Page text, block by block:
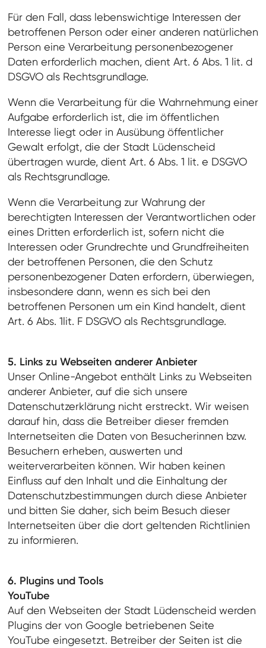
Für den Fall, dass lebenswichtige Interessen der
betroffenen Person oder einer anderen natürlichen
Person eine Verarbeitung personenbezogener
Daten erforderlich machen, dient Art. 6 Abs. 1 lit. d
DSGVO als Rechtsgrundlage.
Wenn die Verarbeitung für die Wahrnehmung einer
Aufgabe erforderlich ist, die im öffentlichen
Interesse liegt oder in Ausübung öffentlicher
Gewalt erfolgt, die der Stadt Lüdenscheid
übertragen wurde, dient Art. 6 Abs. 1 lit. e DSGVO
als Rechtsgrundlage.
Wenn die Verarbeitung zur Wahrung der
berechtigten Interessen der Verantwortlichen oder
eines Dritten erforderlich ist, sofern nicht die
Interessen oder Grundrechte und Grundfreiheiten
der betroffenen Personen, die den Schutz
personenbezogener Daten erfordern, überwiegen,
insbesondere dann, wenn es sich bei den
betroffenen Personen um ein Kind handelt, dient
Art. 6 Abs. 1lit. F DSGVO als Rechtsgrundlage.
5. Links zu Webseiten anderer Anbieter
Unser Online-Angebot enthält Links zu Webseiten
anderer Anbieter, auf die sich unsere
Datenschutzerklärung nicht erstreckt. Wir weisen
darauf hin, dass die Betreiber dieser fremden
Internetseiten die Daten von Besucherinnen bzw.
Besuchern erheben, auswerten und
weiterverarbeiten können. Wir haben keinen
Einfluss auf den Inhalt und die Einhaltung der
Datenschutzbestimmungen durch diese Anbieter
und bitten Sie daher, sich beim Besuch dieser
Internetseiten über die dort geltenden Richtlinien
zu informieren.
6. Plugins und Tools
YouTube
Auf den Webseiten der Stadt Lüdenscheid werden
Plugins der von Google betriebenen Seite
YouTube eingesetzt. Betreiber der Seiten ist die